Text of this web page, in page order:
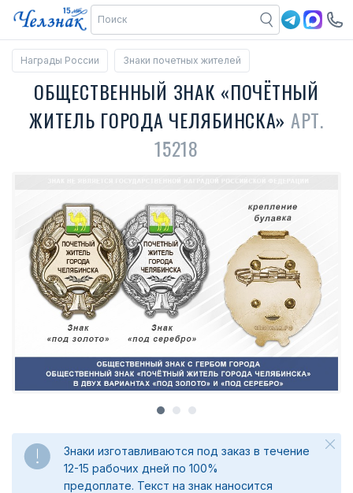
Награды России Знаки почетных жителей
ОБЩЕСТВЕННЫЙ ЗНАК «ПОЧЁТНЫЙ
ЖИТЕЛЬ ГОРОДА ЧЕЛЯБИНСКА» АРТ.
15218
Знаки изготавливаются под заказ в течение
12-15 рабочих дней по 100%
предоплате. Текст на знак наносится